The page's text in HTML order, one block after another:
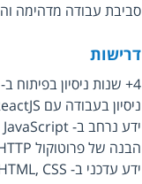
סביבת עבודה מדהימה
דרישות
4+ שנות ניסיון בפיתוח ב- Golang /PHP/Ruby/NodeJS או דומה.
ניסיון בעבודה עם AngularJS/ReactJS או דומה - חובה.
ידע נרחב ב- JavaScript ופיתוח OOP ב- JavaScript.
הבנה של פרוטוקול HTTP וכתיבת Restful APIs.
ידע עדכני ב- HTML, CSS ו- JavaScript.